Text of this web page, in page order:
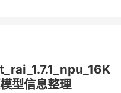
型信息整理